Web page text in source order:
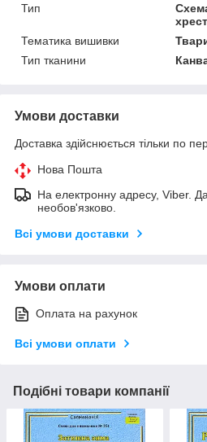
Тип
Тематика вишивки
Тип тканини
Умови доставки
Доставка здійснюється тільки по
Нова Пошта
На електронну адресу, Viber.
необов'язково.
Всі умови доставки
Умови оплати
Оплата на рахунок
Всі умови оплати
Подібні товари компанії